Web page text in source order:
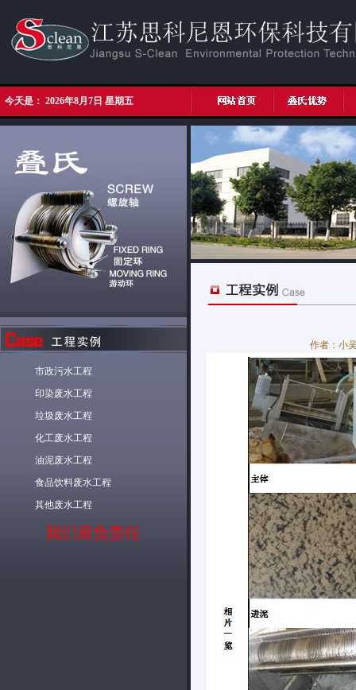
今天是： 2026年8月7日 星期五
市政污水工程
印染废水工程
垃圾废水工程
化工废水工程
油泥废水工程
食品饮料废水工程
其他废水工程
我们肩负责任
作者：小